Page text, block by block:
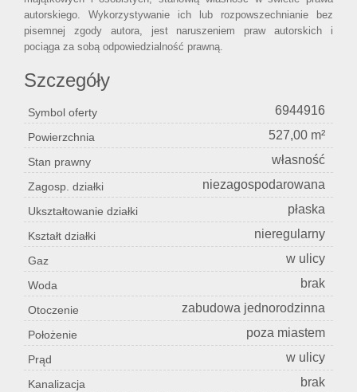
autorskiego. Wykorzystywanie ich lub rozpowszechnianie bez
pisemnej zgody autora, jest naruszeniem praw autorskich i
pociąga za sobą odpowiedzialność prawną.
Szczegóły
Symbol oferty 6944916
Powierzchnia 527,00 m²
Stan prawny własność
Zagosp. działki niezagospodarowana
Ukształtowanie działki płaska
Kształt działki nieregularny
Gaz w ulicy
Woda brak
Otoczenie zabudowa jednorodzinna
Położenie poza miastem
Prąd w ulicy
Kanalizacja brak